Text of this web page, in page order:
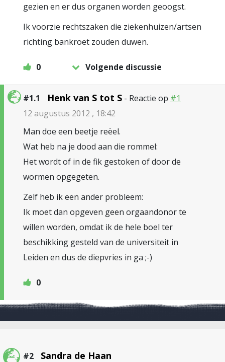
gezien en er dus organen worden geoogst.
Ik voorzie rechtszaken die ziekenhuizen/artsen
richting bankroet zouden duwen.
0 Volgende discussie
#1.1 Henk van S tot S - Reactie op #1
12 augustus 2012 , 18:42
Man doe een beetje reëel.
Wat heb na je dood aan die rommel:
Het wordt of in de fik gestoken of door de
wormen opgegeten.
Zelf heb ik een ander probleem:
Ik moet dan opgeven geen orgaandonor te
willen worden, omdat ik de hele boel ter
beschikking gesteld van de universiteit in
Leiden en dus de diepvries in ga ;-)
0
#2 Sandra de Haan